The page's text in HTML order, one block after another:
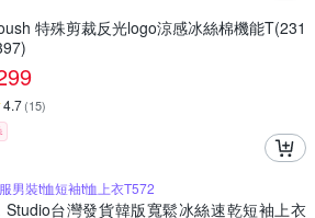
特殊剪裁反光logo涼感冰絲棉機能T(231
4.7(15)
男裝t恤短袖t恤上衣T572
Studio台灣發貨韓版寬鬆冰絲速乾短袖上衣